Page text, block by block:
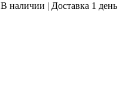
В наличии | Доставка 1 день